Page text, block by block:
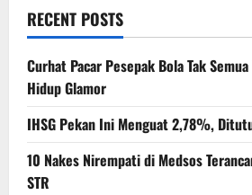
RECENT POSTS
Curhat Pacar Pesepak Bola Tak
Hidup Glamor
IHSG Pekan Ini Menguat 2,78%,
10 Nakes Nirempati di Medsos
STR